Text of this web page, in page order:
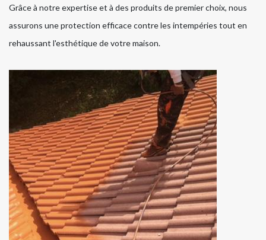
Grâce à notre expertise et à des produits de premier choix, nous
assurons une protection efficace contre les intempéries tout en
rehaussant l'esthétique de votre maison.